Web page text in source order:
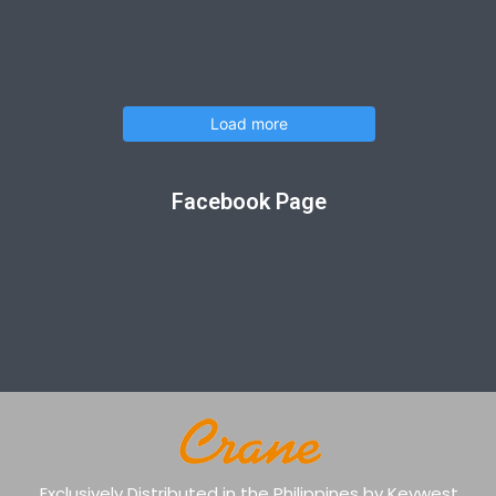
Load more
Facebook Page